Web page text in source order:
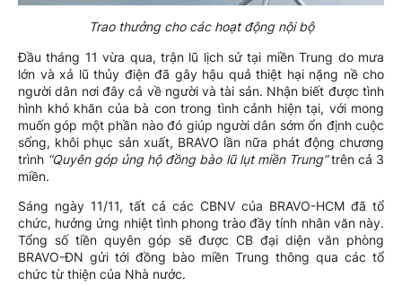
Trao thưởng cho các hoạt động nội bộ
Đầu tháng 11 vừa qua, trận lũ lịch sử tại miền Trung do mưa
lớn và xả lũ thủy điện đã gây hậu quả thiệt hại nặng nề cho
người dân nơi đây cả về người và tài sản. Nhận biết được tình
hình khó khăn của bà con trong tình cảnh hiện tại, với mong
muốn góp một phần nào đó giúp người dân sớm ổn định cuộc
sống, khôi phục sản xuất, BRAVO lần nữa phát động chương
trình “Quyên góp ủng hộ đồng bào lũ lụt miền Trung”trên cả 3
miền.
Sáng ngày 11/11, tất cả các CBNV của BRAVO-HCM đã tổ
chức, hưởng ứng nhiệt tình phong trào đầy tính nhân văn này.
Tổng số tiền quyên góp sẽ được CB đại diện văn phòng
BRAVO-ĐN gửi tới đồng bào miền Trung thông qua các tổ
chức từ thiện của Nhà nước.